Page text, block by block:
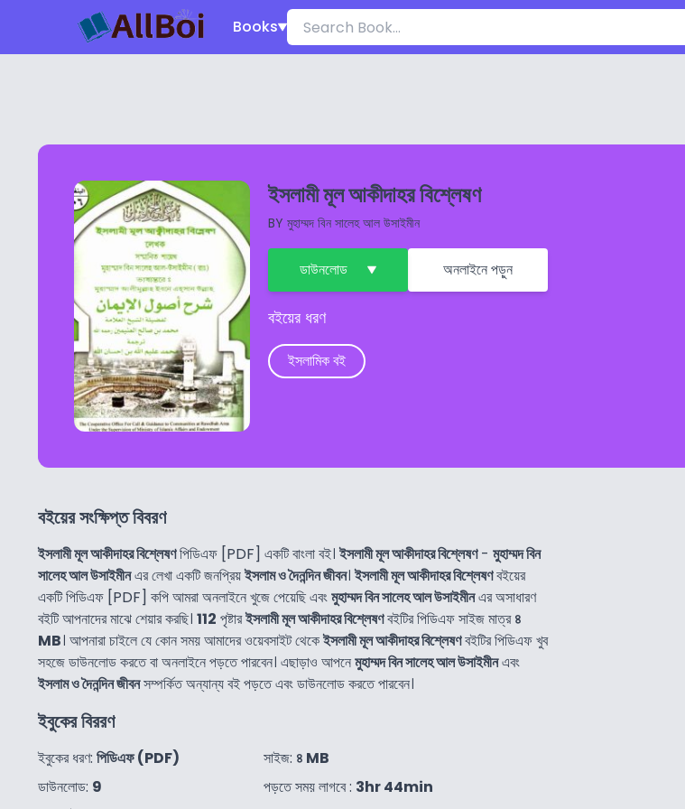
Books
ইসলামী মূল আকীদাহর বিশ্লেষণ
BY মুহাম্মদ বিন সালেহ আল উসাইমীন
ডাউনলোড অনলাইনে পড়ুন
বইয়ের ধরণ
ইসলামিক বই
বইয়ের সংক্ষিপ্ত বিবরণ
ইসলামী মূল আকীদাহর বিশ্লেষণপিডিএফ [PDF] একটি বাংলা বই। ইসলামী মূল আকীদাহর বিশ্লেষণ- মুহাম্মদ বিন
সালেহ আল উসাইমীনএর লেখা একটি জনপ্রিয়ইসলাম ও দৈনন্দিন জীবন। ইসলামী মূল আকীদাহর বিশ্লেষণবইয়ের
একটি পিডিএফ [PDF] কপি আমরা অনলাইনে খুজে পেয়েছি এবংমুহাম্মদ বিন সালেহ আল উসাইমীনএর অসাধারণ
বইটি আপনাদের মাঝে শেয়ার করছি। 112 পৃষ্টারইসলামী মূল আকীদাহর বিশ্লেষণবইটির পিডিএফ সাইজ মাত্র৪
MB। আপনারা চাইলে যে কোন সময় আমাদের ওয়েবসাইট থেকেইসলামী মূল আকীদাহর বিশ্লেষণবইটির পিডিএফ খুব
সহজে ডাউনলোড করতে বা অনলাইনে পড়তে পারবেন। এছাড়াও আপনেমুহাম্মদ বিন সালেহ আল উসাইমীনএবং
ইসলাম ও দৈনন্দিন জীবনসম্পর্কিত অন্যান্য বই পড়তে এবং ডাউনলোড করতে পারবেন।
ইবুকের বিররণ
ইবুকের ধরণ: পিডিএফ (PDF)
ডাউনলোড: 9
সাইজ: ৪ MB
পড়তে সময় লাগবে : 3hr 44min